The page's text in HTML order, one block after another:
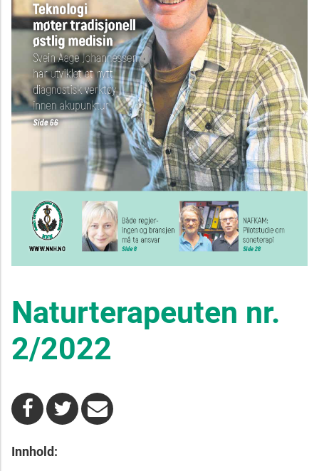
Naturterapeuten nr.
2/2022
Innhold: